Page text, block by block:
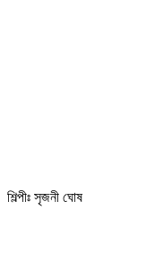
শিল্পীঃ সৃজনী ঘোষ